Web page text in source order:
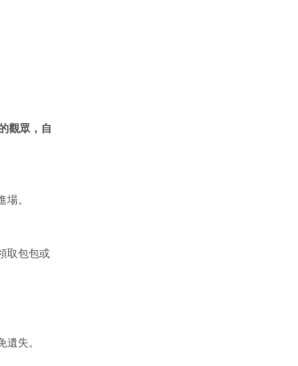
觀眾，自
。
取包包或
失。